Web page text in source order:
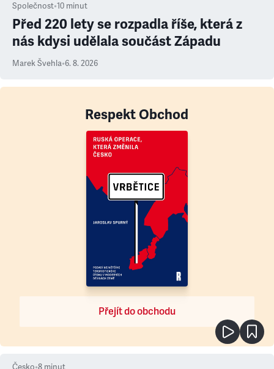
Společnost•10 minut
Před 220 lety se rozpadla říše, která z
nás kdysi udělala součást Západu
Marek Švehla•6. 8. 2026
Respekt Obchod
Přejít do obchodu